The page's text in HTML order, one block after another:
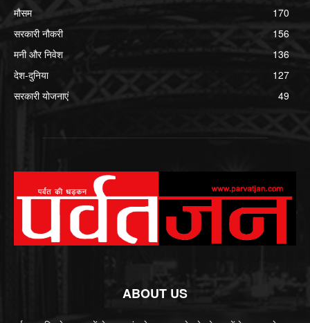
मौसम
170
सरकारी नौकरी
156
मनी और निवेश
136
देश-दुनिया
127
सरकारी योजनाएं
49
ABOUT US